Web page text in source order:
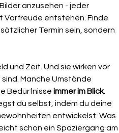
anzusehen - jeder
Vorfreude entstehen. Finde
Termin sein, sondern
und Zeit. Und sie wirken vor
Manche Umstände
Bedürfnisse immer im Blick.
du selbst, indem du deine
entwickelst. Was
schon ein Spaziergang am